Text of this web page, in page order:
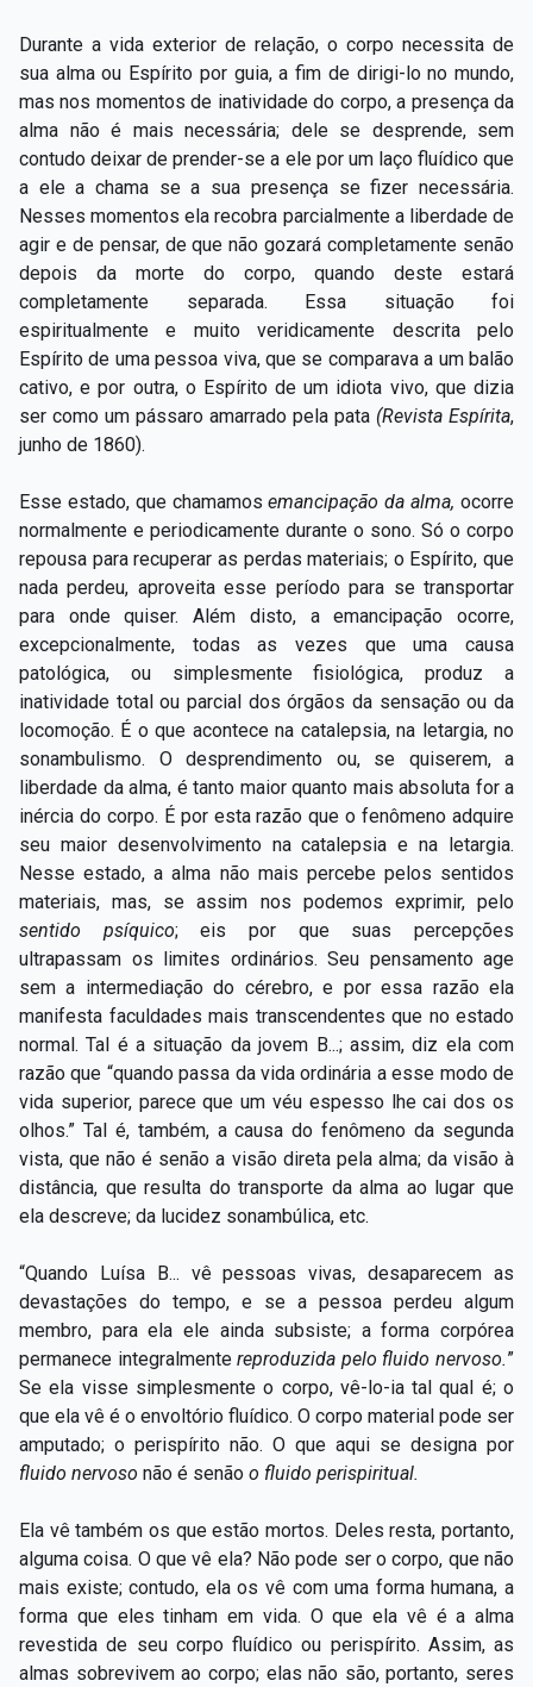
Durante a vida exterior de relação, o corpo necessita de
sua alma ou Espírito por guia, a fim de dirigi-lo no mundo,
mas nos momentos de inatividade do corpo, a presença da
alma não é mais necessária; dele se desprende, sem
contudo deixar de prender-se a ele por um laço fluídico que
a ele a chama se a sua presença se fizer necessária.
Nesses momentos ela recobra parcialmente a liberdade de
agir e de pensar, de que não gozará completamente senão
depois da morte do corpo, quando deste estará
completamente separada. Essa situação foi
espiritualmente e muito veridicamente descrita pelo
Espírito de uma pessoa viva, que se comparava a um balão
cativo, e por outra, o Espírito de um idiota vivo, que dizia
ser como um pássaro amarrado pela pata (Revista Espírita,
junho de 1860).
Esse estado, que chamamosemancipação da alma,ocorre
normalmente e periodicamente durante o sono. Só o corpo
repousa para recuperar as perdas materiais; o Espírito, que
nada perdeu, aproveita esse período para se transportar
para onde quiser. Além disto, a emancipação ocorre,
excepcionalmente, todas as vezes que uma causa
patológica, ou simplesmente fisiológica, produz a
inatividade total ou parcial dos órgãos da sensação ou da
locomoção. É o que acontece na catalepsia, na letargia, no
sonambulismo. O desprendimento ou, se quiserem, a
liberdade da alma, é tanto maior quanto mais absoluta for a
inércia do corpo. É por esta razão que o fenômeno adquire
seu maior desenvolvimento na catalepsia e na letargia.
Nesse estado, a alma não mais percebe pelos sentidos
materiais, mas, se assim nos podemos exprimir, pelo
sentido psíquico;
eis por que suas percepções
ultrapassam os limites ordinários. Seu pensamento age
sem a intermediação do cérebro, e por essa razão ela
manifesta faculdades mais transcendentes que no estado
normal. Tal é a situação da jovem B...; assim, diz ela com
razão que “quando passa da vida ordinária a esse modo de
vida superior, parece que um véu espesso lhe cai dos os
olhos.” Tal é, também, a causa do fenômeno da segunda
vista, que não é senão a visão direta pela alma; da visão à
distância, que resulta do transporte da alma ao lugar que
ela descreve; da lucidez sonambúlica, etc.
“Quando Luísa B... vê pessoas vivas, desaparecem as
devastações do tempo, e se a pessoa perdeu algum
membro, para ela ele ainda subsiste; a forma corpórea
permanece integralmentereproduzida pelo fluido nervoso.”
Se ela visse simplesmente o corpo, vê-lo-ia tal qual é; o
que ela vê é o envoltório fluídico. O corpo material pode ser
amputado; o perispírito não. O que aqui se designa por
fluido nervoso não é senão o fluido perispiritual.
Ela vê também os que estão mortos. Deles resta, portanto,
alguma coisa. O que vê ela? Não pode ser o corpo, que não
mais existe; contudo, ela os vê com uma forma humana, a
forma que eles tinham em vida. O que ela vê é a alma
revestida de seu corpo fluídico ou perispírito. Assim, as
almas sobrevivem ao corpo; elas não são, portanto, seres